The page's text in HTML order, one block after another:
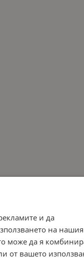
и да
на нашия
може да я
от вашето